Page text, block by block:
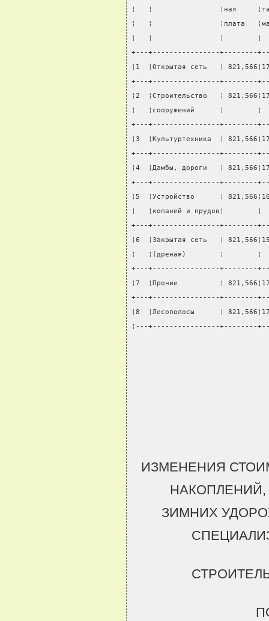
¦   ¦                ¦ная
¦   ¦                ¦плата
¦   ¦                ¦        ¦
+---+----------------+--------
¦1  ¦Открытая сеть   ¦
+---+----------------+--------
¦2  ¦Строительство   ¦
¦   ¦сооружений      ¦
+---+----------------+--------
¦3  ¦Культуртехника  ¦
+---+----------------+--------
¦4  ¦Дамбы, дороги   ¦
+---+----------------+--------
¦5  ¦Устройство      ¦
¦   ¦копаней и прудов¦
+---+----------------+--------
¦6  ¦Закрытая сеть   ¦
¦   ¦(дренаж)        ¦
+---+----------------+--------
¦7  ¦Прочие          ¦
+---+----------------+--------
¦8  ¦Лесополосы      ¦
¦---+----------------+--------
ИЗМЕНЕНИЯ
ЗИМНИХ